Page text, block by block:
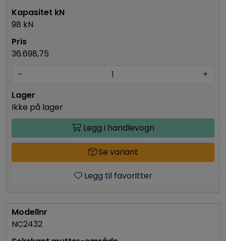
98 kN
36.698,75
-
+
Ikke på lager
Legg i handlevogn
Se variant
Legg til favoritter
NC2432